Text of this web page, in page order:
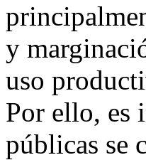
y
uso
Por ello, es
públicas se